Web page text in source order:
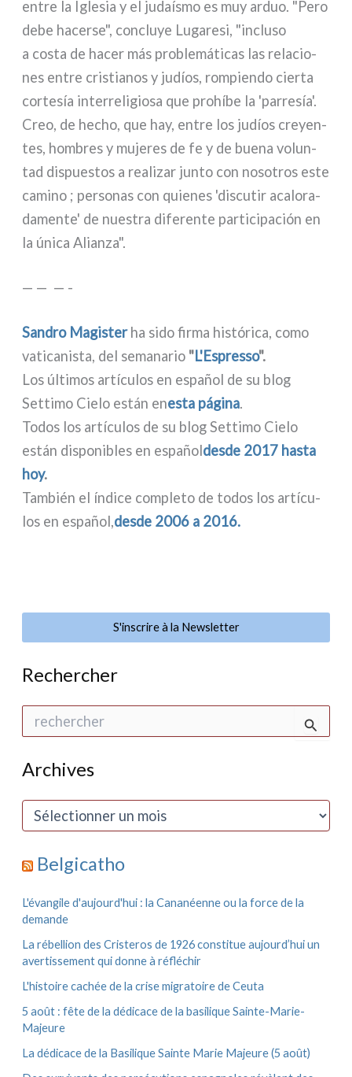
entre la Iglesia y el judaí­smo es muy arduo. "Pero
debe hacer­se", con­cluye Lugaresi, "inclu­so
a costa de hacer más pro­ble­má­ti­cas las rela­cio­
nes entre cri­stia­nos y judíos, rom­pien­do cier­ta
cor­te­sía inter­re­li­gio­sa que pro­hí­be la 'par­re­sía'.
Creo, de hecho, que hay, entre los judíos creyen­
tes, hom­bres y muje­res de fe y de bue­na volun­
tad dispue­stos a rea­li­zar jun­to con noso­tros este
cami­no ; per­so­nas con quie­nes 'discu­tir aca­lo­ra­
da­men­te' de nue­stra dife­ren­te par­ti­ci­pa­ción en
la úni­ca Alianza".
— — — -
Sandro Magisterha sido fir­ma histó­ri­ca, como
vati­ca­ni­sta, del sema­na­rio "L'Espresso".
Los últi­mos artí­cu­los en español de su blog
Settimo Cielo están enesta pági­na.
Todos los artí­cu­los de su blog Settimo Cielo
están dispo­ni­bles en españoldesde 2017 hasta
hoy.
También el índi­ce com­ple­to de todos los artí­cu­
los en español,desde 2006 a 2016.
S'inscrire à la Newsletter
Rechercher
e
c
Archives
A
i
e
s
Belgicatho
L'évangile d'aujourd'hui : la Cananéenne ou la force de la
demande
La rébellion des Cristeros de 1926 constitue aujourd’hui un
avertissement qui donne à réfléchir
L'histoire cachée de la crise migratoire de Ceuta
5 août : fête de la dédicace de la basilique Sainte-Marie-
Majeure
La dédicace de la Basilique Sainte Marie Majeure (5 août)